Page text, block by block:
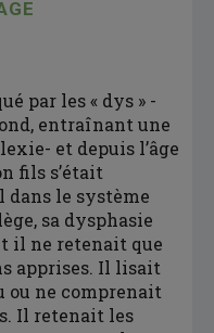
par les « dys » -
entraînant une
et depuis l’âge
fils s’était
dans le système
sa dysphasie
il ne retenait que
apprises. Il lisait
ou ne comprenait
Il retenait les